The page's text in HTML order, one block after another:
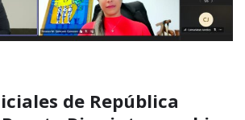
de República